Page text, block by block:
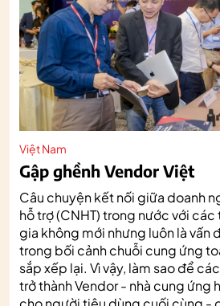
Việt Nam
Gập ghềnh Vendor Việt
Câu chuyện kết nối giữa doanh
hỗ trợ (CNHT) trong nước với
gia không mới nhưng luôn là vấn
trong bối cảnh chuỗi cung ứng
sắp xếp lại. Vì vậy, làm sao để
trở thành Vendor - nhà cung ứng